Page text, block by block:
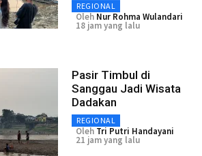
REGIONAL
Oleh Nur Rohma Wulandari
18 jam yang lalu
Pasir Timbul di
Sanggau Jadi Wisata
Dadakan
REGIONAL
Oleh Tri Putri Handayani
21 jam yang lalu